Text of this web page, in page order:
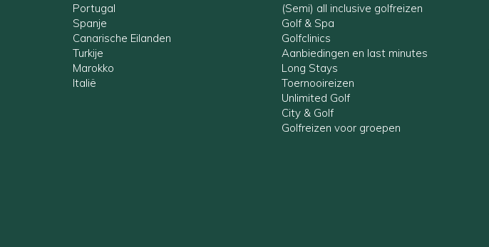
Portugal
Spanje
Canarische Eilanden
Turkije
Marokko
Italië
(Semi) all inclusive golfreizen
Golf & Spa
Golfclinics
Aanbiedingen en last minutes
Long Stays
Toernooireizen
Unlimited Golf
City & Golf
Golfreizen voor groepen